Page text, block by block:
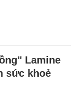
Lamine
sức khoẻ